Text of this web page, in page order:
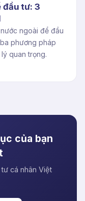
đầu tư: 3
ngoài để đầu
phương pháp
quan trọng.
của bạn
cá nhân Việt